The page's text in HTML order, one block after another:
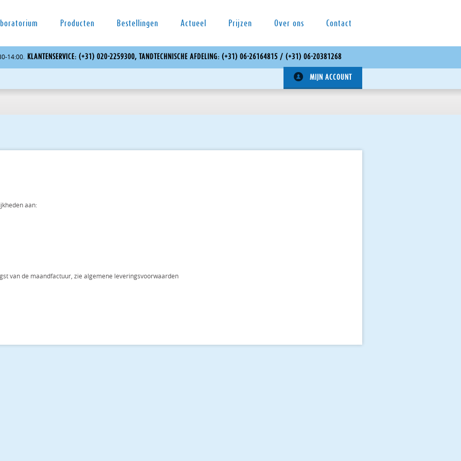
Producten Bestellingen Actueel Prijzen Over ons Contact
14:00. KLAN­TEN­SER­VI­CE: (+31) 020-2259300, TAND­TECH­NI­SCHE AF­DE­LING: (+31) 06-26164815 / (+31) 06-20381268
MIJN ACCOUNT
aan:
van de maand­fac­tuur, zie al­ge­me­ne le­ve­rings­voor­waar­den